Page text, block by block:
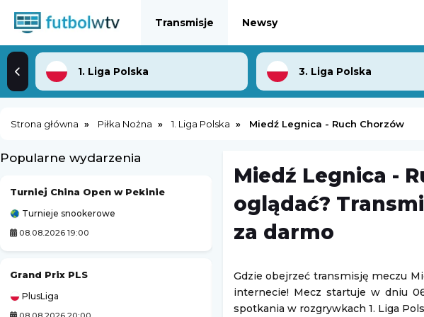
Transmisje Newsy
1. Liga Polska 3. Liga Polska
Strona główna Piłka Nożna 1. Liga Polska Miedź Legnica - Ruch Chorzów
Popularne wydarzenia
Turniej China Open w Pekinie
Turnieje snookerowe
08.08.2026 19:00
Grand Prix PLS
PlusLiga
Challenger Grodzisk Mazowiecki
09.08.2026 1:00
Kozerki Open
Challenger Grodzisk Mazowiecki
Miedź Legnica -
oglądać?
za darmo
Gdzie obejrzeć transmisję meczu
internecie! Mecz startuje w dniu
spotkania w rozgrywkach 1. Liga